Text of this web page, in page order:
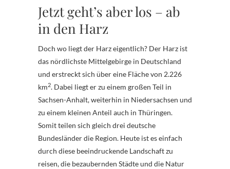
Jetzt geht’s aber los – ab
in den Harz
Doch wo liegt der Harz eigentlich? Der Harz ist
das nördlichste Mittelgebirge in Deutschland
und erstreckt sich über eine Fläche von 2.226
km2. Dabei liegt er zu einem großen Teil in
Sachsen-Anhalt, weiterhin in Niedersachsen und
zu einem kleinen Anteil auch in Thüringen.
Somit teilen sich gleich drei deutsche
Bundesländer die Region. Heute ist es einfach
durch diese beeindruckende Landschaft zu
reisen, die bezaubernden Städte und die Natur